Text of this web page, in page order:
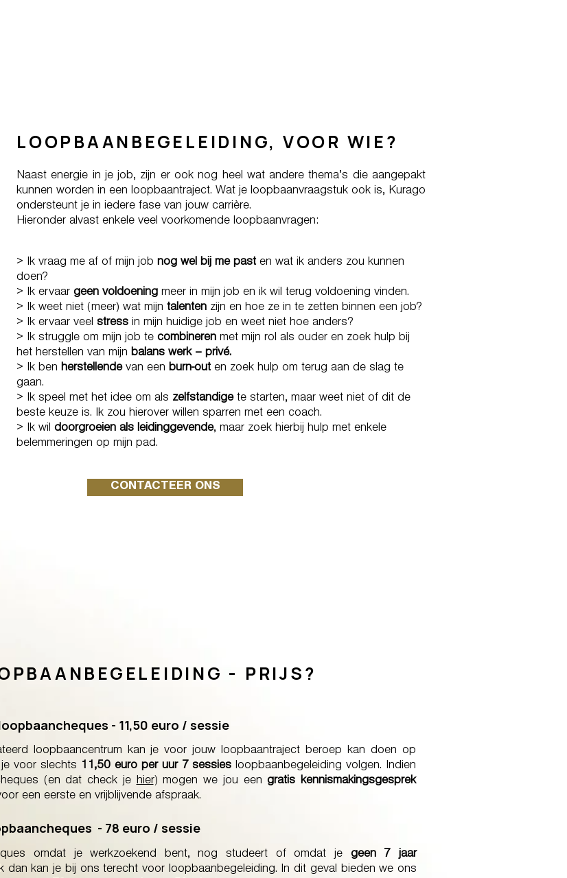
LOOPBAANBEGELEIDING, VOOR WIE?
Naast energie in je job, zijn er ook nog heel wat andere thema’s die aangepakt
kunnen worden in een loopbaantraject. Wat je loopbaanvraagstuk ook is, Kurago
ondersteunt je in iedere fase van jouw carrière.
Hieronder alvast enkele veel voorkomende loopbaanvragen:
> Ik vraag me af of mijn job nog wel bij me past en wat ik anders zou kunnen
doen?
> Ik ervaar geen voldoening meer in mijn job en ik wil terug voldoening vinden.
> Ik weet niet (meer) wat mijn talenten zijn en hoe ze in te zetten binnen een job?
> Ik ervaar veel stress in mijn huidige job en weet niet hoe anders?
> Ik struggle om mijn job te combineren met mijn rol als ouder en zoek hulp bij
het herstellen van mijn balans werk – privé.
> Ik ben herstellendevan een burn-out en zoek hulp om terug aan de slag te
gaan.
> Ik speel met het idee om als zelfstandigete starten, maar weet niet of dit de
beste keuze is. Ik zou hierover willen sparren met een coach.
> Ik wil doorgroeien als leidinggevende, maar zoek hierbij hulp met enkele
belemmeringen op mijn pad.
CONTACTEER ONS
- PRIJS?
- 11,50 euro / sessie
loopbaancentrum kan je voor jouw loopbaantraject beroep kan doen op
voor slechts 11,50 euro per uur 7 sessies loopbaanbegeleiding volgen. Indien
(en dat check jehier) mogen we jou eengratis kennismakingsgesprek
een eerste en vrijblijvende afspraak.
- 78 euro / sessie
omdat je werkzoekend bent, nog studeert of omdat je geen 7 jaar
dan kan je bij ons terecht voor loopbaanbegeleiding. In dit geval bieden we ons